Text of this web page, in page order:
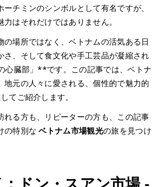
チミンのシンボルとして有名ですが、
はそれだけではありません。
の場所ではなく、ベトナムの活気ある日
さ、そして食文化や手工芸品が凝縮され
心臓部」**です。この記事では、ベトナ
地元の人々に愛される、個性的で魅力的
てご紹介します。
れる方も、リピーターの方も、この記事
の特別な ベトナム市場観光の旅を見つけ